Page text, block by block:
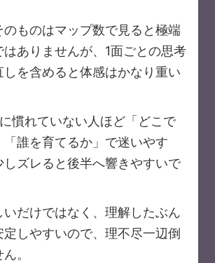
のものはマップ数で見ると極端
はありませんが、1面ごとの思考
しを含めると体感はかなり重い
慣れていない人ほど「どこで
誰を育てるか」で迷いやす
しズレると後半へ響きやすいで
いだけではなく、理解したぶん
しやすいので、理不尽一辺倒
。